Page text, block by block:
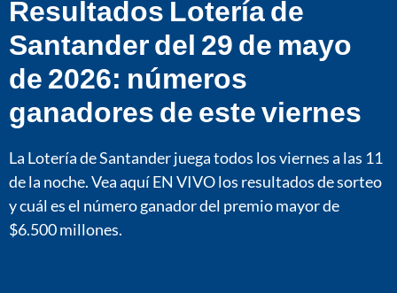
Resultados Lotería de
Santander del 29 de mayo
de 2026: números
ganadores de este viernes
La Lotería de Santander juega todos los viernes a las 11
de la noche. Vea aquí EN VIVO los resultados de sorteo
y cuál es el número ganador del premio mayor de
$6.500 millones.